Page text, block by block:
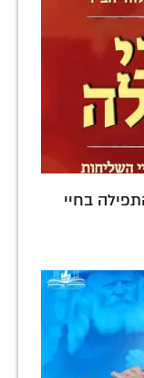
בחיי